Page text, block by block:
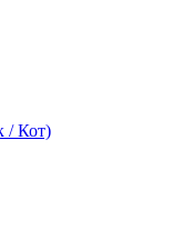
/ Кот)